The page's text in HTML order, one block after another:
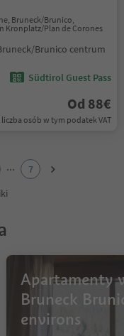
Bruneck/Brunico,
Kronplatz/Plan de Corones
Brunico centrum
Südtirol Guest Pass
Od 88€
liczba osób w tym podatek VAT
...
7
Apartamenty
Bruneck
environs